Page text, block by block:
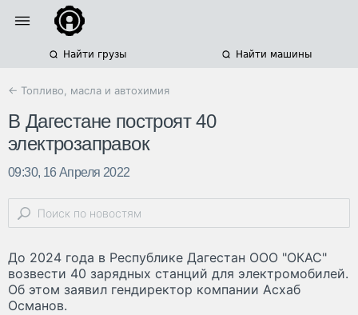
Найти грузы Найти машины
← Топливо, масла и автохимия
В Дагестане построят 40
электрозаправок
09:30, 16 Апреля 2022
До 2024 года в Республике Дагестан ООО "ОКАС"
возвести 40 зарядных станций для электромобилей.
Об этом заявил гендиректор компании Асхаб
Османов.